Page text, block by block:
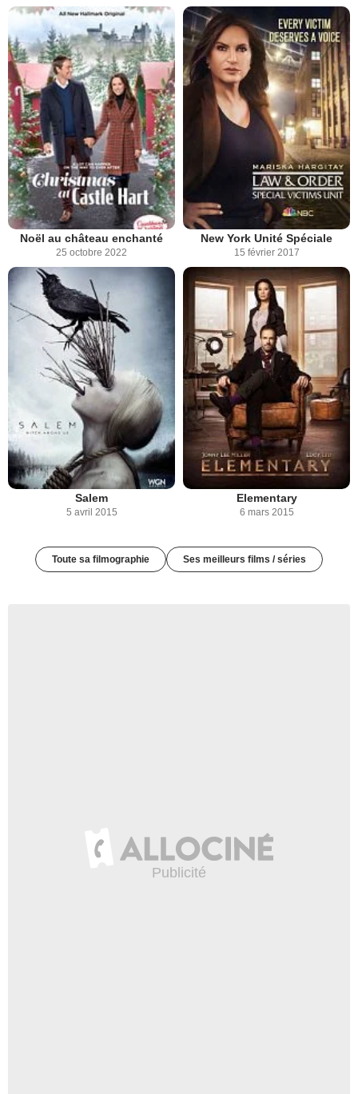
Noël au château enchanté
25 octobre 2022
New York Unité Spéciale
15 février 2017
Salem
5 avril 2015
Elementary
6 mars 2015
Toute sa filmographie Ses meilleurs films / séries